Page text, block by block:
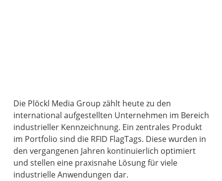
Die Plöckl Media Group zählt heute zu den
international aufgestellten Unternehmen im Bereich
industrieller Kennzeichnung. Ein zentrales Produkt
im Portfolio sind die RFID FlagTags. Diese wurden in
den vergangenen Jahren kontinuierlich optimiert
und stellen eine praxisnahe Lösung für viele
industrielle Anwendungen dar.